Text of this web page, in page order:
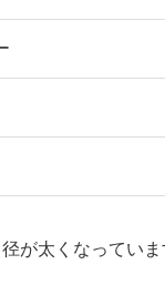
が太くなっていま